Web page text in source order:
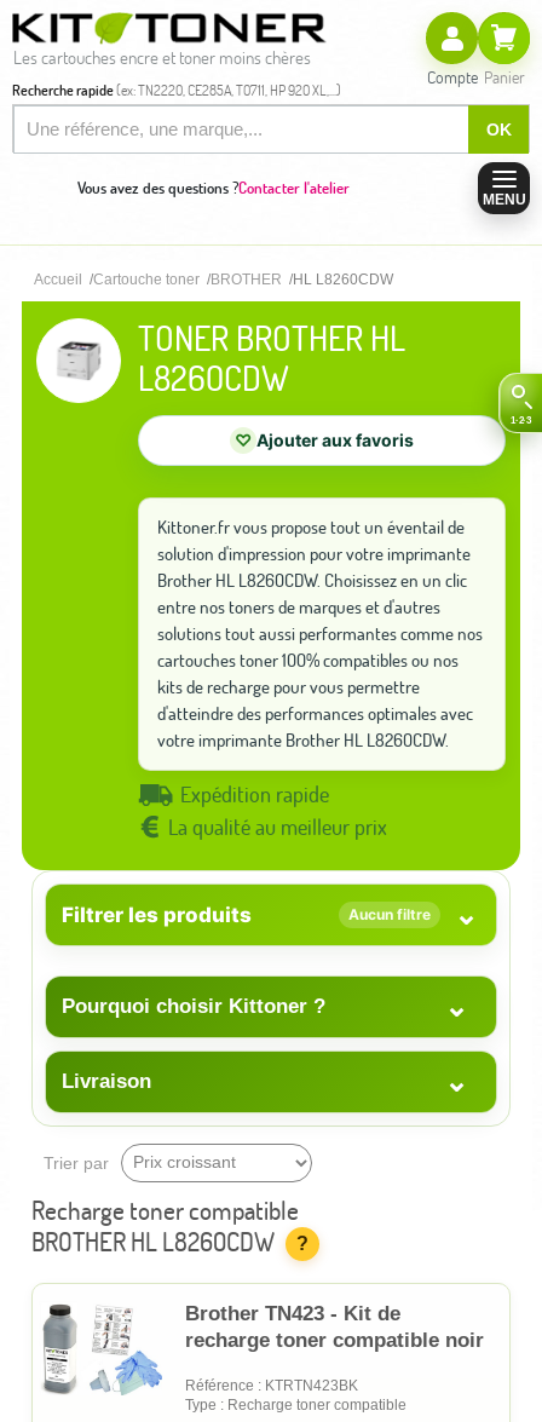
Les cartouches encre et toner moins chères
Recherche rapide(ex: TN2220, CE285A, T0711, HP 920 XL,...)
OK
Compte Panier
Vous avez des questions ?Contacter l'atelier
MENU
Accueil Cartouche toner BROTHER HL L8260CDW
TONER BROTHER HL
L8260CDW
♡ Ajouter aux favoris
Kittoner.fr vous propose tout un éventail de
solution d'impression pour votre imprimante
Brother HL L8260CDW. Choisissez en un clic
entre nos toners de marques et d'autres
solutions tout aussi performantes comme nos
cartouches toner 100% compatibles ou nos
kits de recharge pour vous permettre
d'atteindre des performances optimales avec
votre imprimante Brother HL L8260CDW.
Expédition rapide
La qualité au meilleur prix
Filtrer les produits Aucun filtre ⌄
Pourquoi choisir Kittoner ? ⌄
Livraison ⌄
Trier par
Recharge toner compatible
BROTHER HL L8260CDW
?
Brother TN423 - Kit de
recharge toner compatible noir
Référence : KTRTN423BK
Type : Recharge toner compatible